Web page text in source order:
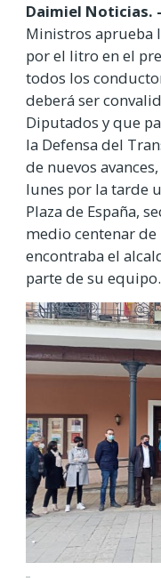
Daimiel Noticias.
Ministros aprueba
por el litro en el
todos los
deberá ser
Diputados y que
la Defensa del
de nuevos
lunes por la tarde
Plaza de España,
medio centenar de
encontraba el
parte de su equipo.